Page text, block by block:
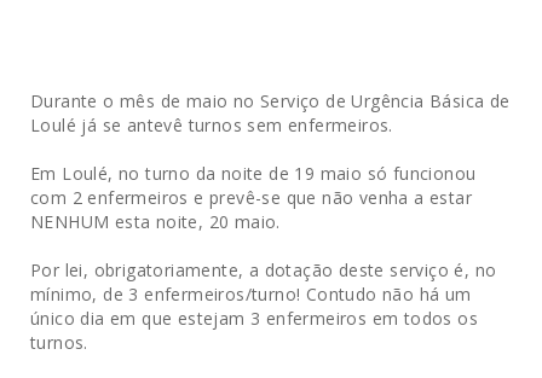
Durante o mês de maio no Serviço de Urgência Básica de
Loulé já se antevê turnos sem enfermeiros.
Em Loulé, no turno da noite de 19 maio só funcionou
com 2 enfermeiros e prevê-se que não venha a estar
NENHUM esta noite, 20 maio.
Por lei, obrigatoriamente, a dotação deste serviço é, no
mínimo, de 3 enfermeiros/turno! Contudo não há um
único dia em que estejam 3 enfermeiros em todos os
turnos.